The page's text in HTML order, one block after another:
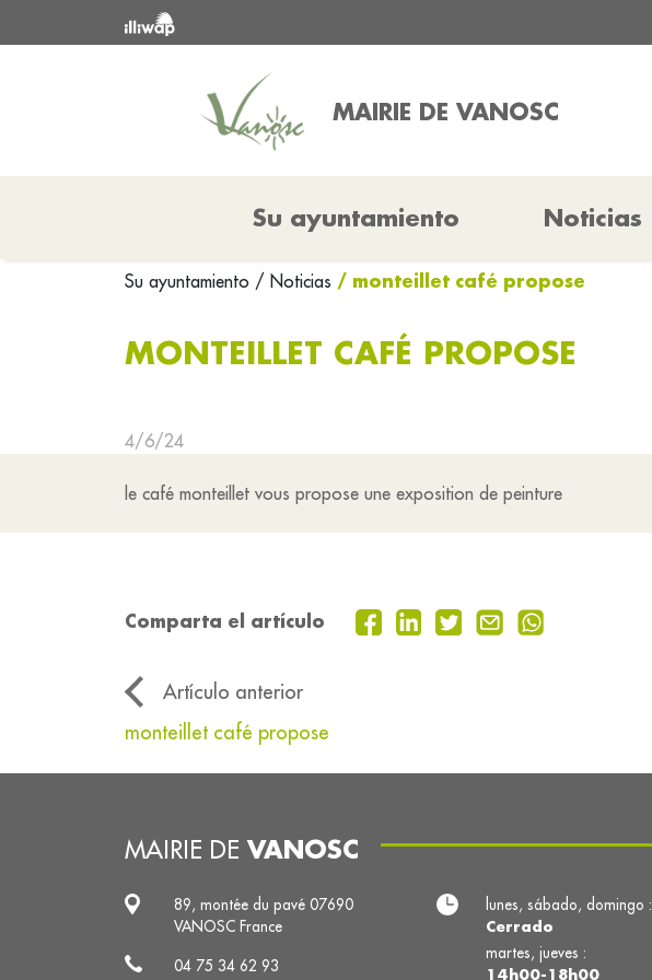
MAIRIE DE VANOSC
Su ayuntamiento Noticias
Su ayuntamiento / Noticias / monteillet café propose
MONTEILLET CAFÉ PROPOSE
4/6/24
le café monteillet vous propose une exposition de peinture
Comparta el artículo
Artículo anterior
monteillet café propose
MAIRIE DE VANOSC
89, montée du pavé 07690
VANOSC France
04 75 34 62 93
lunes, sábado, domingo :
Cerrado
martes, jueves :
14h00-18h00